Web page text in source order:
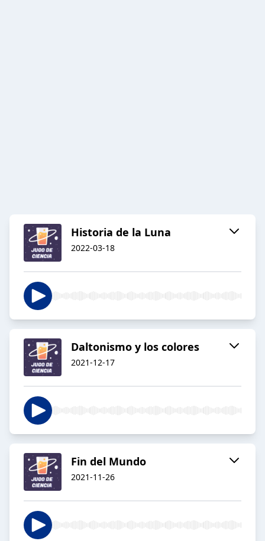
Historia de la Luna
2022-03-18
Daltonismo y los colores
2021-12-17
Fin del Mundo
2021-11-26